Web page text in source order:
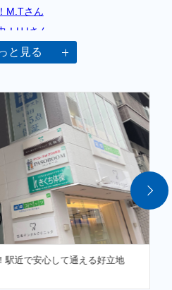
M.Tさん
！H.Iさん
！Y.Fさん
験記★
校推薦］ 評定平均驚異の5.0！
型選抜］進級の危うかった私が！
薦］指定校を諦めていた僕が！
選抜］兄と同じ塾から同じ大学
選抜］3年夏まで部活動と2足の草
抜］将来の夢を追いかけ続けて！
と見る
駅近で安心して通える好立地